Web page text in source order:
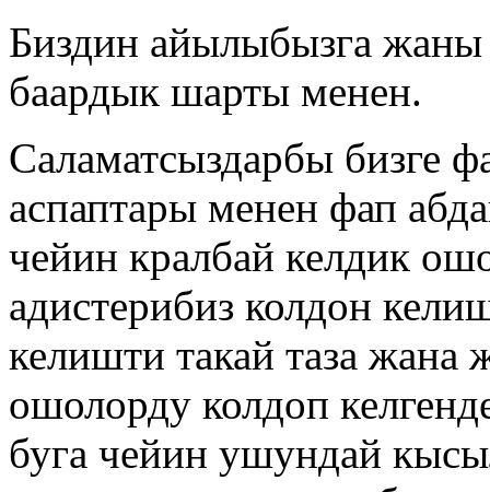
Биздин айылыбызга
баардык шарты менен.
Саламатсыздарбы бизге
аспаптары менен фап
чейин кралбай келдик
адистерибиз колдон
келишти такай таза
ошолорду колдоп
буга чейин ушундай